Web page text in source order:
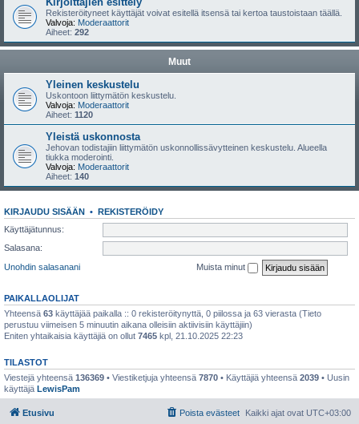
Rekisteröityneet käyttäjät voivat esitellä itsensä tai kertoa taustoistaan täällä.
Valvoja: Moderaattorit
Aiheet: 292
Muut
Yleinen keskustelu
Uskontoon liittymätön keskustelu.
Valvoja: Moderaattorit
Aiheet: 1120
Yleistä uskonnosta
Jehovan todistajiin liittymätön uskonnollissävytteinen keskustelu. Alueella
tiukka moderointi.
Valvoja: Moderaattorit
Aiheet: 140
KIRJAUDU SISÄÄN • REKISTERÖIDY
Käyttäjätunnus:
Salasana:
Unohdin salasanani
Muista minut
PAIKALLAOLIJAT
Yhteensä 63 käyttäjää paikalla :: 0 rekisteröitynyttä, 0 piilossa ja 63 vierasta (Tieto
perustuu viimeisen 5 minuutin aikana olleisiin aktiivisiin käyttäjiin)
Eniten yhtaikaisia käyttäjiä on ollut 7465 kpl, 21.10.2025 22:23
TILASTOT
Viestejä yhteensä 136369 • Viestiketjuja yhteensä 7870 • Käyttäjiä yhteensä 2039 • Uusin
käyttäjä LewisPam
Etusivu Kaikki ajat ovat UTC+03:00
Poista evästeet